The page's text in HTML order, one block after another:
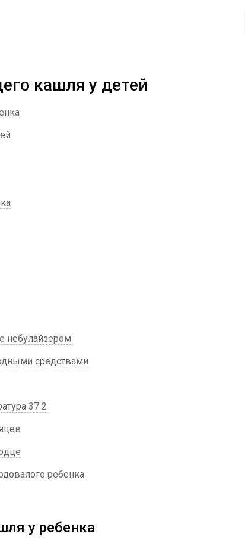
кашля у детей
небулайзером
средствами
37 2
ребенка
у ребенка